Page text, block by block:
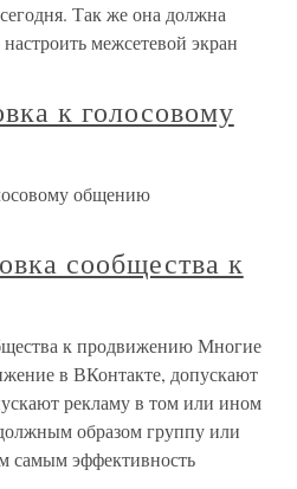
Так же она должна
межсетевой экран
к голосовому
общению
сообщества к
к продвижению Многие
в ВКонтакте, допускают
рекламу в том или ином
образом группу или
самым эффективность